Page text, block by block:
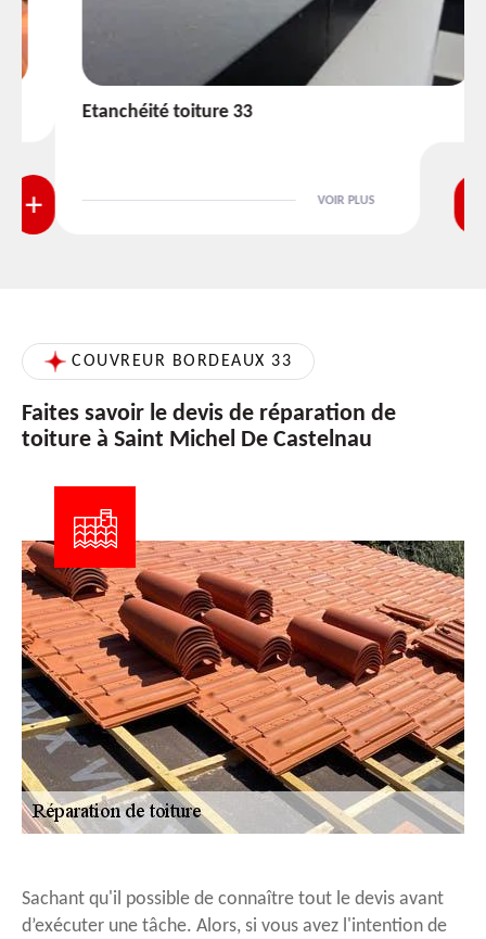
Etanchéité toiture 33
VOIR PLUS
COUVREUR BORDEAUX 33
Faites savoir le devis de réparation de
toiture à Saint Michel De Castelnau
Sachant qu'il possible de connaître tout le devis avant
d’exécuter une tâche. Alors, si vous avez l'intention de